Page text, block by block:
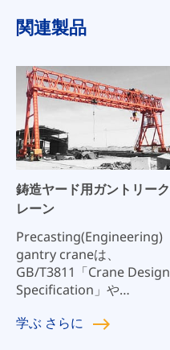
関連製品
鋳造ヤード用ガントリーク
レーン
Precasting(Engineering)
gantry craneは、
GB/T3811「Crane Design
Specification」や
Gantry Crane」などの国
学ぶ さらに